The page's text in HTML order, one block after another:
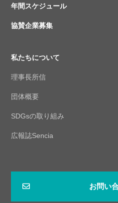
年間スケジュール
協賛企業募集
私たちについて
理事長所信
団体概要
SDGsの取り組み
広報誌Sencia
お問い